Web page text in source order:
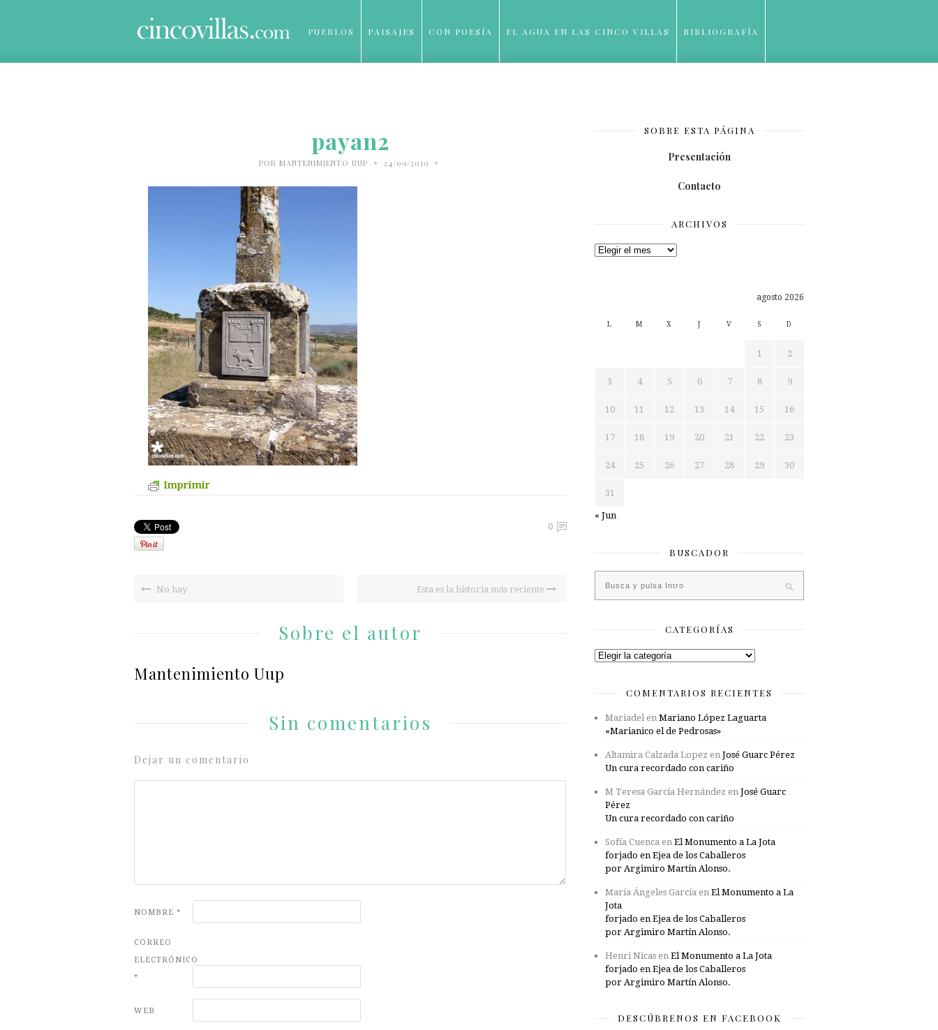
PUEBLOS PAISAJES CON POESÍA EL AGUA EN LAS CINCO VILLAS BIBLIOGRAFÍA
payan2
POR MANTENIMIENTO UUP • 24/09/2019 •
Imprimir
0
No hay Esta es la historia más reciente
Sobre el autor
Mantenimiento Uup
Sin comentarios
Dejar un comentario
NOMBRE *
CORREO
ELECTRÓNICO
*
WEB
SOBRE ESTA PÁGINA
Presentación
Contacto
ARCHIVOS
Archivos
agosto 2026
L M X J V S D
1 2
3 4 5 6 7 8 9
10 11 12 13 14 15 16
17 18 19 20 21 22 23
24 25 26 27 28 29 30
31
« Jun
BUSCADOR
CATEGORÍAS
Categorías
COMENTARIOS RECIENTES
Mariadelen Mariano López Laguarta
«Marianico el de Pedrosas»
Altamira Calzada Lopez en José Guarc Pérez
Un cura recordado con cariño
M Teresa García Hernández en José Guarc
Pérez
Un cura recordado con cariño
Sofía Cuenca en El Monumento a La Jota
forjado en Ejea de los Caballeros
por Argimiro Martín Alonso.
María Ángeles García en El Monumento a La
Jota
forjado en Ejea de los Caballeros
por Argimiro Martín Alonso.
Henri Nicas en El Monumento a La Jota
forjado en Ejea de los Caballeros
por Argimiro Martín Alonso.
DESCÚBRENOS EN FACEBOOK